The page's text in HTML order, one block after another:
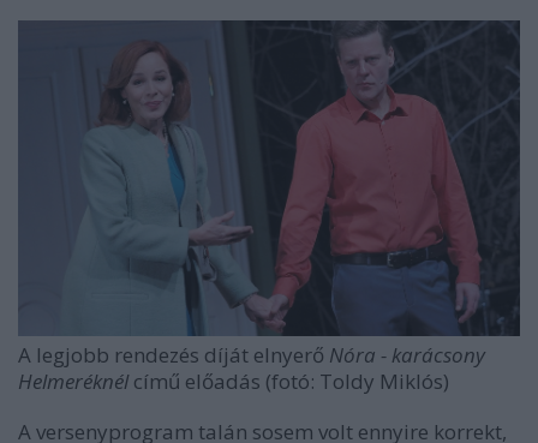
A legjobb rendezés díját elnyerő Nóra - karácsony
Helmeréknélcímű előadás (fotó: Toldy Miklós)
A versenyprogram talán sosem volt ennyire korrekt,